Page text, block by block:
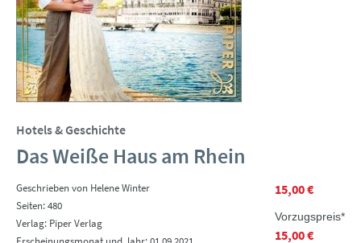
Hotels & Geschichte
Das Weiße Haus am Rhein
Geschrieben von Helene Winter
Seiten: 480
Verlag: Piper Verlag
15,00 €
Vorzugspreis*
15,00 €